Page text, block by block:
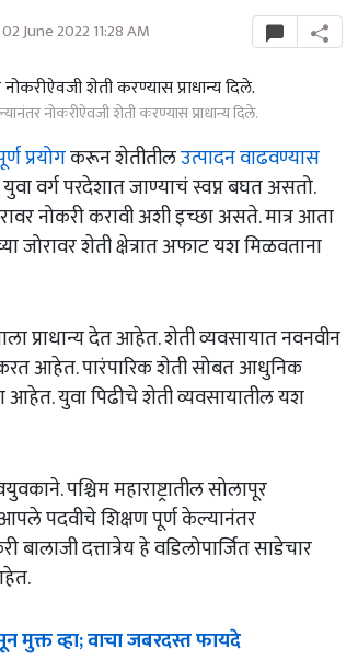
June 2022 11:28 AM
नोकरीऐवजी शेती करण्यास प्राधान्य दिले.
प्रयोगकरून शेतीतीलउत्पादन वाढवण्यास
वर्ग परदेशात जाण्याचं स्वप्न बघत असतो.
नोकरी करावी अशी इच्छा असते. मात्र आता
जोरावर शेती क्षेत्रात अफाट यश मिळवताना
प्राधान्य देत आहेत. शेती व्यवसायात नवनवीन
आहेत. पारंपारिक शेती सोबत आधुनिक
युवा पिढीचे शेती व्यवसायातील यश
पश्चिम महाराष्ट्रातील सोलापूर
आपले पदवीचे शिक्षण पूर्ण केल्यानंतर
दत्तात्रेय हे वडिलोपार्जित साडेचार
व्हा; वाचा जबरदस्त फायदे